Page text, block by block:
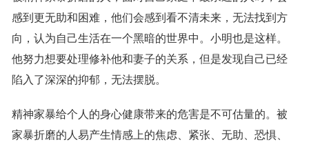
感到更无助和困难，他们会感到看不清未来，无法找到方
向，认为自己生活在一个黑暗的世界中。小明也是这样。
他努力想要处理修补他和妻子的关系，但是发现自己已经
陷入了深深的抑郁，无法摆脱。
精神家暴给个人的身心健康带来的危害是不可估量的。被
家暴折磨的人易产生情感上的焦虑、紧张、无助、恐惧、